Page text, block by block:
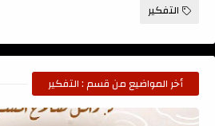
التفكير
أخر المواضيع من قسم : التفكير